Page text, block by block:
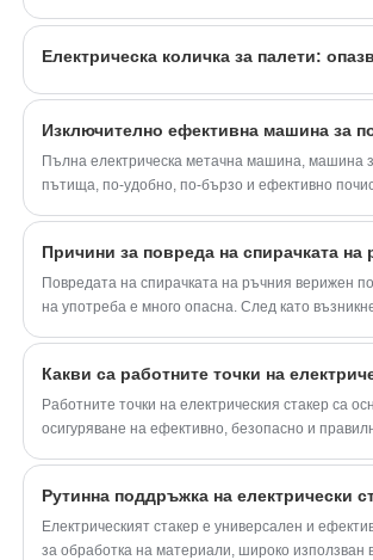
неговия капацитет на
220V гражданско
прави много подходящ за
производствени линии,
различни други
изпълнени преди операцията за повдигане:
Пълна електрическа метачна машина, машина
пътища, по-удобно, по-бързо и ефективно
Повредата на спирачката на ръчния верижен
на употреба е много опасна. След като
открие причината за повредата и да се
се гарантира, че операцията може да продължи
каква е причината за повреда на спирачката на
Какви са работните точки на
Работните точки на електрическия стакер са
осигуряване на ефективно, безопасно и
Рутинна поддръжка на електрически
Електрическият стакер е универсален и
за обработка на материали, широко използван